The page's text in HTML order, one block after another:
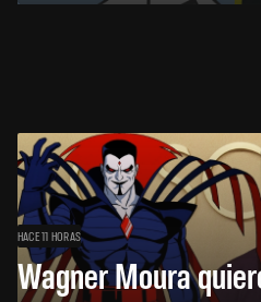
HACE 11 HORAS
Wagner Moura